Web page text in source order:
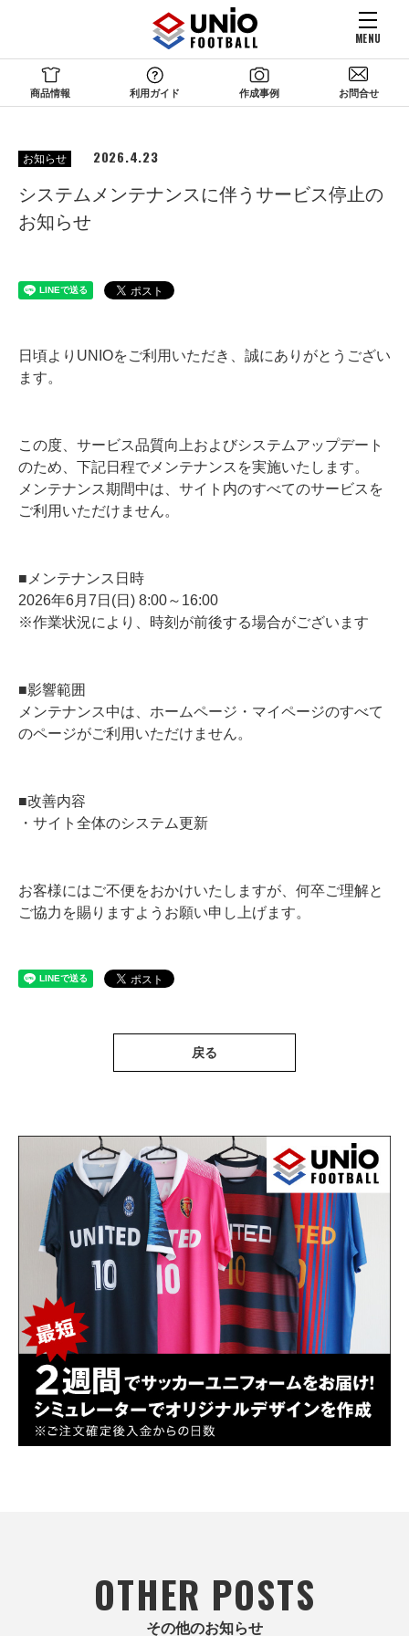
MENU
商品情報 利用ガイド 作成事例 お問合せ
お知らせ 2026.4.23
システムメンテナンスに伴うサービス停止の
お知らせ
日頃よりUNIOをご利用いただき、誠にありがとうござい
ます。
この度、サービス品質向上およびシステムアップデート
のため、下記日程でメンテナンスを実施いたします。
メンテナンス期間中は、サイト内のすべてのサービスを
ご利用いただけません。
■メンテナンス日時
2026年6月7日(日) 8:00～16:00
※作業状況により、時刻が前後する場合がございます
■影響範囲
メンテナンス中は、ホームページ・マイページのすべて
のページがご利用いただけません。
■改善内容
・サイト全体のシステム更新
お客様にはご不便をおかけいたしますが、何卒ご理解と
ご協力を賜りますようお願い申し上げます。
戻る
OTHER POSTS
その他のお知らせ